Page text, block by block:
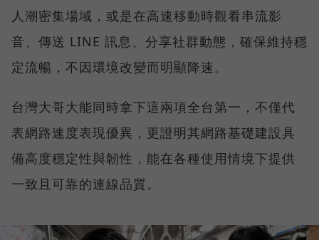
人潮密集場域，或是在高速移動時觀看串流影
音、傳送 LINE 訊息、分享社群動態，確保維持穩
定流暢，不因環境改變而明顯降速。
台灣大哥大能同時拿下這兩項全台第一，不僅代
表網路速度表現優異，更證明其網路基礎建設具
備高度穩定性與韌性，能在各種使用情境下提供
一致且可靠的連線品質。